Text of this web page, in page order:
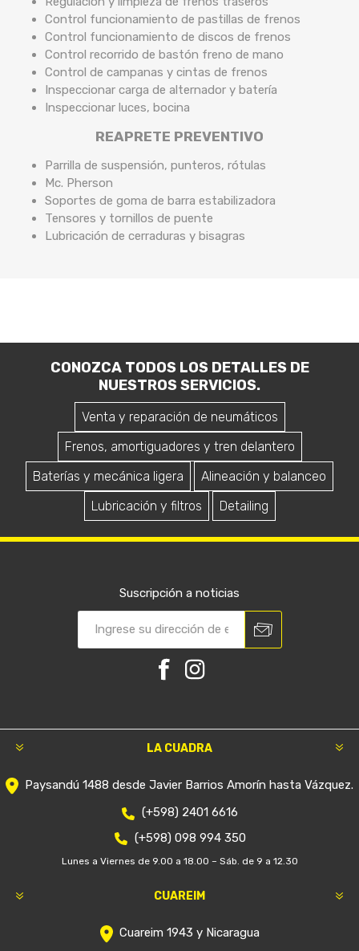
Control funcionamiento de pastillas de frenos
Control funcionamiento de discos de frenos
Control recorrido de bastón freno de mano
Control de campanas y cintas de frenos
Inspeccionar carga de alternador y batería
Inspeccionar luces, bocina
REAPRETE PREVENTIVO
Parrilla de suspensión, punteros, rótulas
Mc. Pherson
Soportes de goma de barra estabilizadora
Tensores y tornillos de puente
Lubricación de cerraduras y bisagras
CONOZCA TODOS LOS DETALLES DE
NUESTROS SERVICIOS.
Venta y reparación de neumáticos
Frenos, amortiguadores y tren delantero
Baterías y mecánica ligera
Alineación y balanceo
Lubricación y filtros
Detailing
Suscripción a noticias
LA CUADRA
Paysandú 1488 desde Javier Barrios Amorín hasta Vázquez.
(+598) 2401 6616
(+598) 098 994 350
Lunes a Viernes de 9.00 a 18.00 – Sáb. de 9 a 12.30
CUAREIM
Cuareim 1943 y Nicaragua